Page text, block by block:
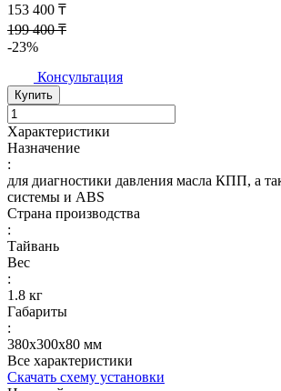
153 400 ₸
199 400 ₸
-23%
Консультация
Купить
Характеристики
Назначение
:
для диагностики давления масла КПП, а
системы и ABS
Страна производства
:
Тайвань
Вес
:
1.8 кг
Габариты
:
380х300х80 мм
Все характеристики
Скачать схему установки